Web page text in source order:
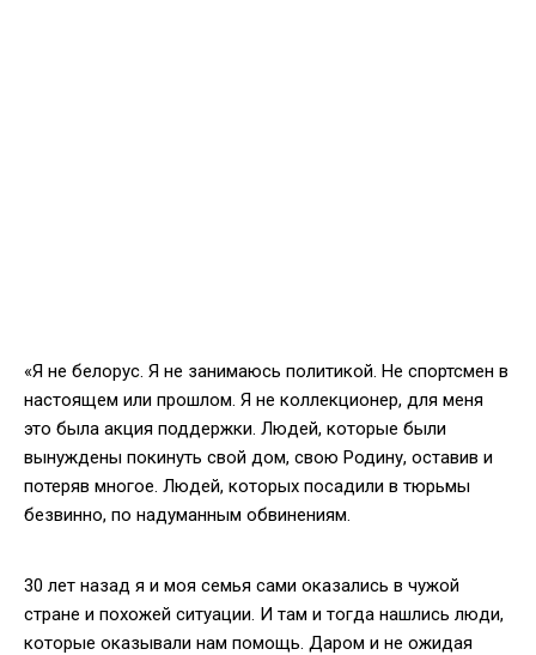
«Я не белорус. Я не занимаюсь политикой. Не спортсмен в
настоящем или прошлом. Я не коллекционер, для меня
это была акция поддержки. Людей, которые были
вынуждены покинуть свой дом, свою Родину, оставив и
потеряв многое. Людей, которых посадили в тюрьмы
безвинно, по надуманным обвинениям.
30 лет назад я и моя семья сами оказались в чужой
стране и похожей ситуации. И там и тогда нашлись люди,
которые оказывали нам помощь. Даром и не ожидая